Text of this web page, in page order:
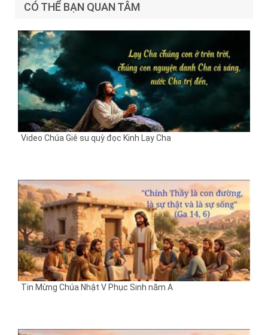
CÓ THỂ BẠN QUAN TÂM
Video Chúa Giê su quỳ đọc Kinh Lạy Cha
Tin Mừng Chúa Nhật V Phục Sinh năm A